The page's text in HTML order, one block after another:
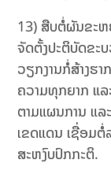
13) ສືບຕໍ່ຜັນຂະຫ
ຈັດຕັ້ງປະຕິບັດຂະ
ວຽກງານກໍ່ສ້າງຮ
ຄວາມທຸກຍາກ ແລ
ຕາມແຜນການ ແລ
ເຂດແດນ ເຊື່ອມ
ສະຫງົບປົກກະຕິ.